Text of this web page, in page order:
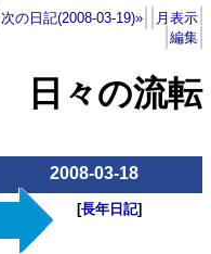
次の日記(2008-03-19)»
月表示
編集
日々の流転
2008-03-18
[長年日記]